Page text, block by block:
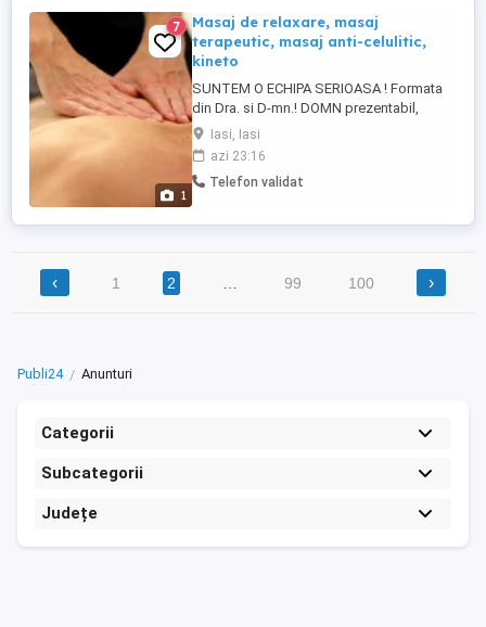
1
7
Masaj de relaxare, masaj
terapeutic, masaj anti-celulitic,
kineto
SUNTEM O ECHIPA SERIOASA ! Formata
din Dra. si D-mn.! DOMN prezentabil,
spiritual ofer companie persoanelor
singure: DOMNISOARE, DOAMNE. 100 de
lei ora. Pentru cei care sunt interesati : -
Electroterapie, aparat electric de tonifiere
ventuze, bat de bambus, ...
Iasi, Iasi
azi 23:16
Telefon validat
‹ 1 2 99 100 ›
Publi24 Anunturi
Categorii
Subcategorii
Județe